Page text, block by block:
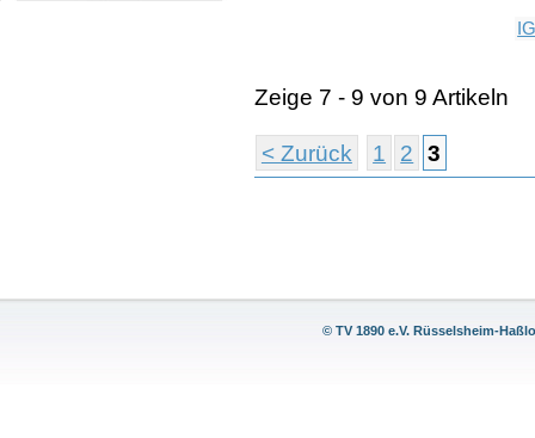
Zeige 7 - 9 von 9 Artikeln
< Zurück 1 2 3
© TV 1890 e.V. Rüsselsheim-